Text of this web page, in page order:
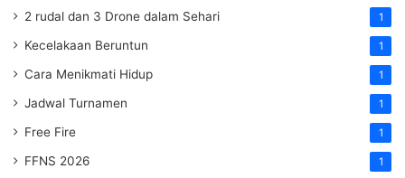
2 rudal dan 3 Drone dalam Sehari 1
Kecelakaan Beruntun 1
Cara Menikmati Hidup 1
Jadwal Turnamen 1
Free Fire 1
FFNS 2026 1